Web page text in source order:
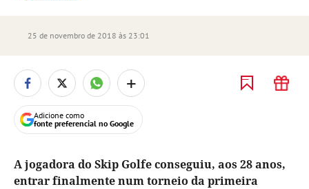
25 de novembro de 2018 às 23:01
+
Adicione como
fonte preferencial no Google
A jogadora do Skip Golfe conseguiu, aos 28 anos,
entrar finalmente num torneio da primeira